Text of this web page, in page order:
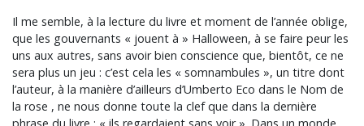
Il me semble, à la lecture du livre et moment de l’année oblige,
que les gouvernants « jouent à » Halloween, à se faire peur les
uns aux autres, sans avoir bien conscience que, bientôt, ce ne
sera plus un jeu : c’est cela les « somnambules », un titre dont
l’auteur, à la manière d’ailleurs d’Umberto Eco dans le Nom de
la rose , ne nous donne toute la clef que dans la dernière
phrase du livre : « ils regardaient sans voir ». Dans un monde